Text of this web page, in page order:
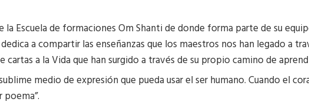
la Escuela de formaciones Om Shanti de donde forma parte de su
a compartir las enseñanzas que los maestros nos han legado a
cartas a la Vida que han surgido a través de su propio camino de
medio de expresión que pueda usar el ser humano. Cuando el